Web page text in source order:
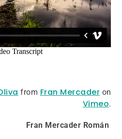
from Fran Mercader on
Vimeo.
Fran Mercader Román